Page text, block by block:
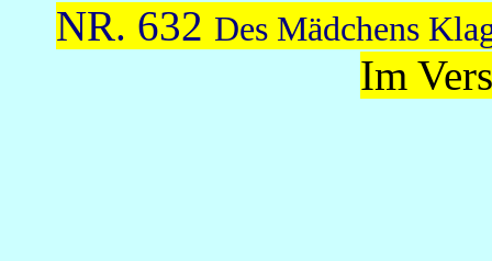
NR. 632 Des Mädchens
Im